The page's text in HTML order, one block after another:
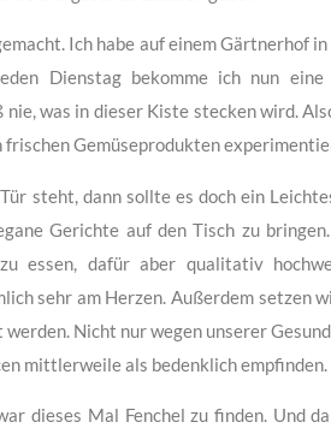
Ich habe auf einem Gärtnerhof
Dienstag bekomme ich nun
was in dieser Kiste stecken wird.
frischen Gemüseprodukten
steht, dann sollte es doch ein
Gerichte auf den Tisch zu
essen, dafür aber qualitativ
sehr am Herzen. Außerdem setzen
Nicht nur wegen unserer
mittlerweile als bedenklich empfinden.
dieses Mal Fenchel zu finden. Und